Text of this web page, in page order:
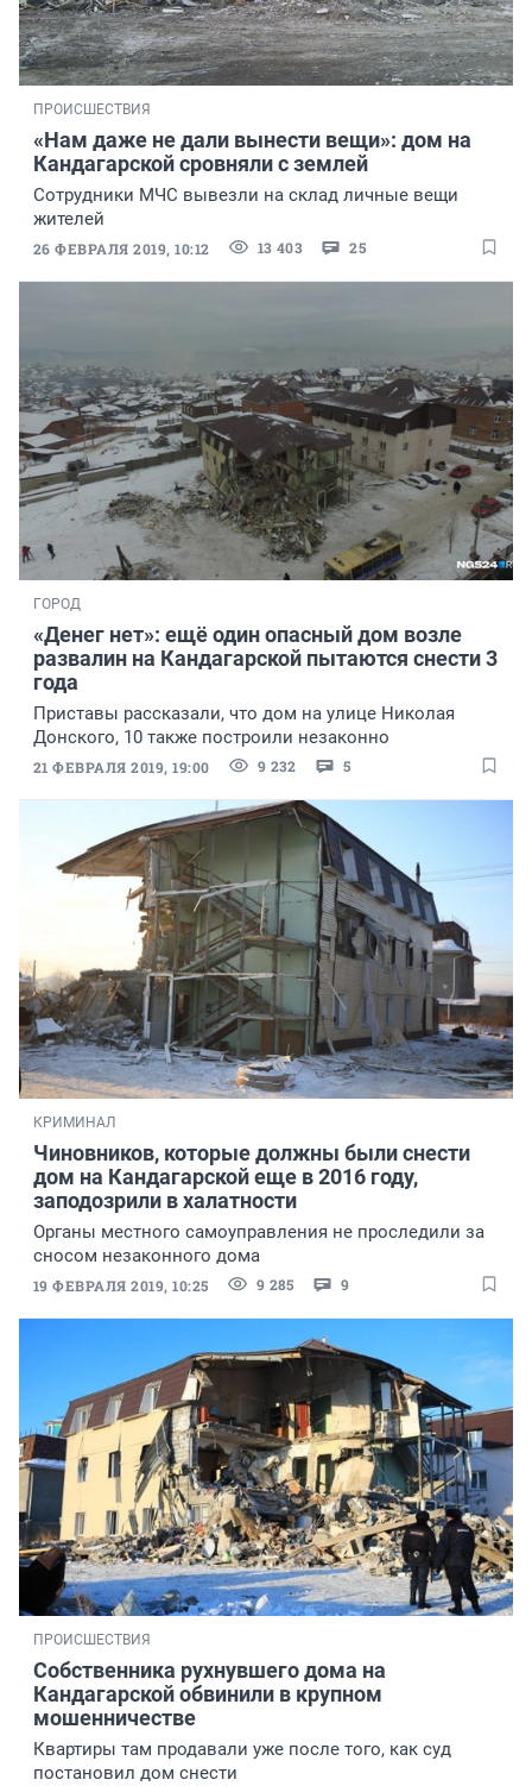
ПРОИСШЕСТВИЯ
«Нам даже не дали вынести вещи»: дом на
Кандагарской сровняли с землей
Сотрудники МЧС вывезли на склад личные вещи
жителей
26 ФЕВРАЛЯ 2019, 10:12 13 403 25
ГОРОД
«Денег нет»: ещё один опасный дом возле
развалин на Кандагарской пытаются снести 3
года
Приставы рассказали, что дом на улице Николая
Донского, 10 также построили незаконно
21 ФЕВРАЛЯ 2019, 19:00 9 232 5
КРИМИНАЛ
Чиновников, которые должны были снести
дом на Кандагарской еще в 2016 году,
заподозрили в халатности
Органы местного самоуправления не проследили за
сносом незаконного дома
19 ФЕВРАЛЯ 2019, 10:25 9 285 9
ПРОИСШЕСТВИЯ
Собственника рухнувшего дома на
Кандагарской обвинили в крупном
мошенничестве
Квартиры там продавали уже после того, как суд
постановил дом снести